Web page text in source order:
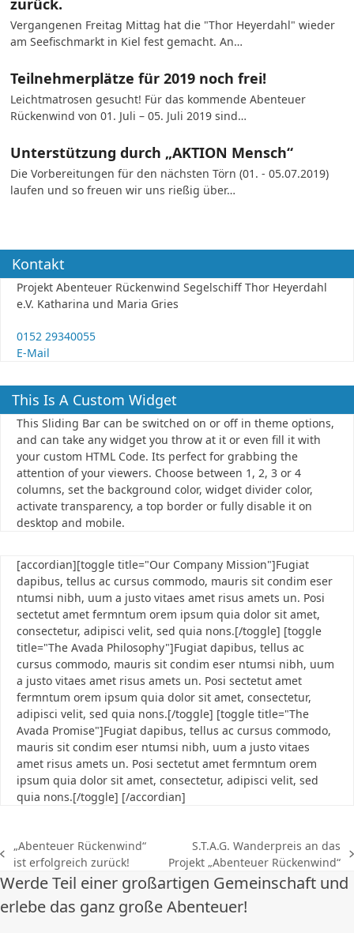
Vergangenen Freitag Mittag hat die "Thor Heyerdahl" wieder
am Seefischmarkt in Kiel fest gemacht. An…
Teilnehmerplätze für 2019 noch frei!
Leichtmatrosen gesucht! Für das kommende Abenteuer
Rückenwind von 01. Juli – 05. Juli 2019 sind…
Unterstützung durch „AKTION Mensch“
Die Vorbereitungen für den nächsten Törn (01. - 05.07.2019)
laufen und so freuen wir uns rießig über…
Kontakt
Projekt Abenteuer Rückenwind Segelschiff Thor Heyerdahl
e.V. Katharina und Maria Gries
0152 29340055
E-Mail
This Is A Custom Widget
This Sliding Bar can be switched on or off in theme options,
and can take any widget you throw at it or even fill it with
your custom HTML Code. Its perfect for grabbing the
attention of your viewers. Choose between 1, 2, 3 or 4
columns, set the background color, widget divider color,
activate transparency, a top border or fully disable it on
desktop and mobile.
[accordian][toggle title="Our Company Mission"]Fugiat
dapibus, tellus ac cursus commodo, mauris sit condim eser
ntumsi nibh, uum a justo vitaes amet risus amets un. Posi
sectetut amet fermntum orem ipsum quia dolor sit amet,
consectetur, adipisci velit, sed quia nons.[/toggle] [toggle
title="The Avada Philosophy"]Fugiat dapibus, tellus ac
cursus commodo, mauris sit condim eser ntumsi nibh, uum
a justo vitaes amet risus amets un. Posi sectetut amet
fermntum orem ipsum quia dolor sit amet, consectetur,
adipisci velit, sed quia nons.[/toggle] [toggle title="The
Avada Promise"]Fugiat dapibus, tellus ac cursus commodo,
mauris sit condim eser ntumsi nibh, uum a justo vitaes
amet risus amets un. Posi sectetut amet fermntum orem
ipsum quia dolor sit amet, consectetur, adipisci velit, sed
quia nons.[/toggle] [/accordian]
vorheriger
Beitrag:
„Abenteuer Rückenwind“
ist erfolgreich zurück!
Nächster
Beitrag:
S.T.A.G. Wanderpreis an das
Projekt „Abenteuer Rückenwind“
Werde Teil einer großartigen Gemeinschaft und
erlebe das ganz große Abenteuer!